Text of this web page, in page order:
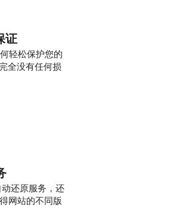
证
轻松保护您的
全没有任何损
还原服务，还
网站的不同版